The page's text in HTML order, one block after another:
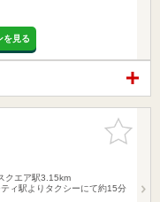
を見る
お気に入
りに追加
クエア駅3.15km
ィ駅よりタクシーにて約15分